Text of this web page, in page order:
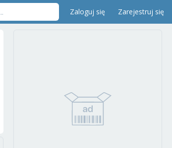
Zaloguj się Zarejestruj się